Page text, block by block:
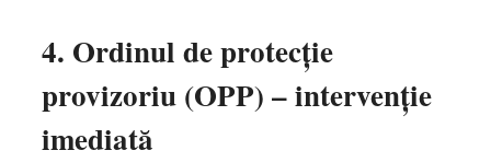
4. Ordinul de protecție
provizoriu (OPP) – intervenție
imediată